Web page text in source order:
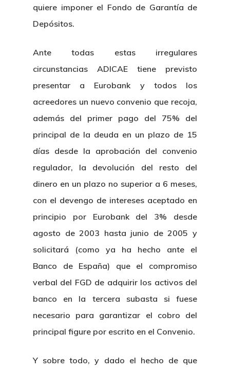
quiere imponer el Fondo de Garantía de
Depósitos.
Ante todas estas irregulares
circunstancias ADICAE tiene previsto
presentar a Eurobank y todos los
acreedores un nuevo convenio que recoja,
además del primer pago del 75% del
principal de la deuda en un plazo de 15
días desde la aprobación del convenio
regulador, la devolución del resto del
dinero en un plazo no superior a 6 meses,
con el devengo de intereses aceptado en
principio por Eurobank del 3% desde
agosto de 2003 hasta junio de 2005 y
solicitará (como ya ha hecho ante el
Banco de España) que el compromiso
verbal del FGD de adquirir los activos del
banco en la tercera subasta si fuese
necesario para garantizar el cobro del
principal figure por escrito en el Convenio.
Y sobre todo, y dado el hecho de que